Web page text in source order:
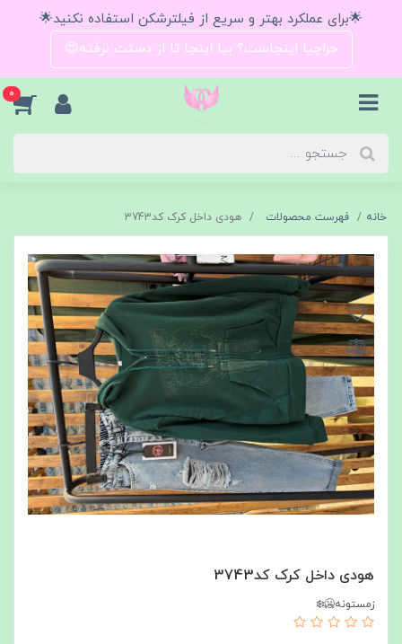
🌟برای عملکرد بهتر و سریع از فیلترشکن استفاده نکنید🌟
حراجیا اینجاست؟ بیا اینجا تا از دستت نرفته😍
0
خانه فهرست محصولات هودی داخل کرک کد3743
هودی داخل کرک کد3743
زمستونه🥶❄️